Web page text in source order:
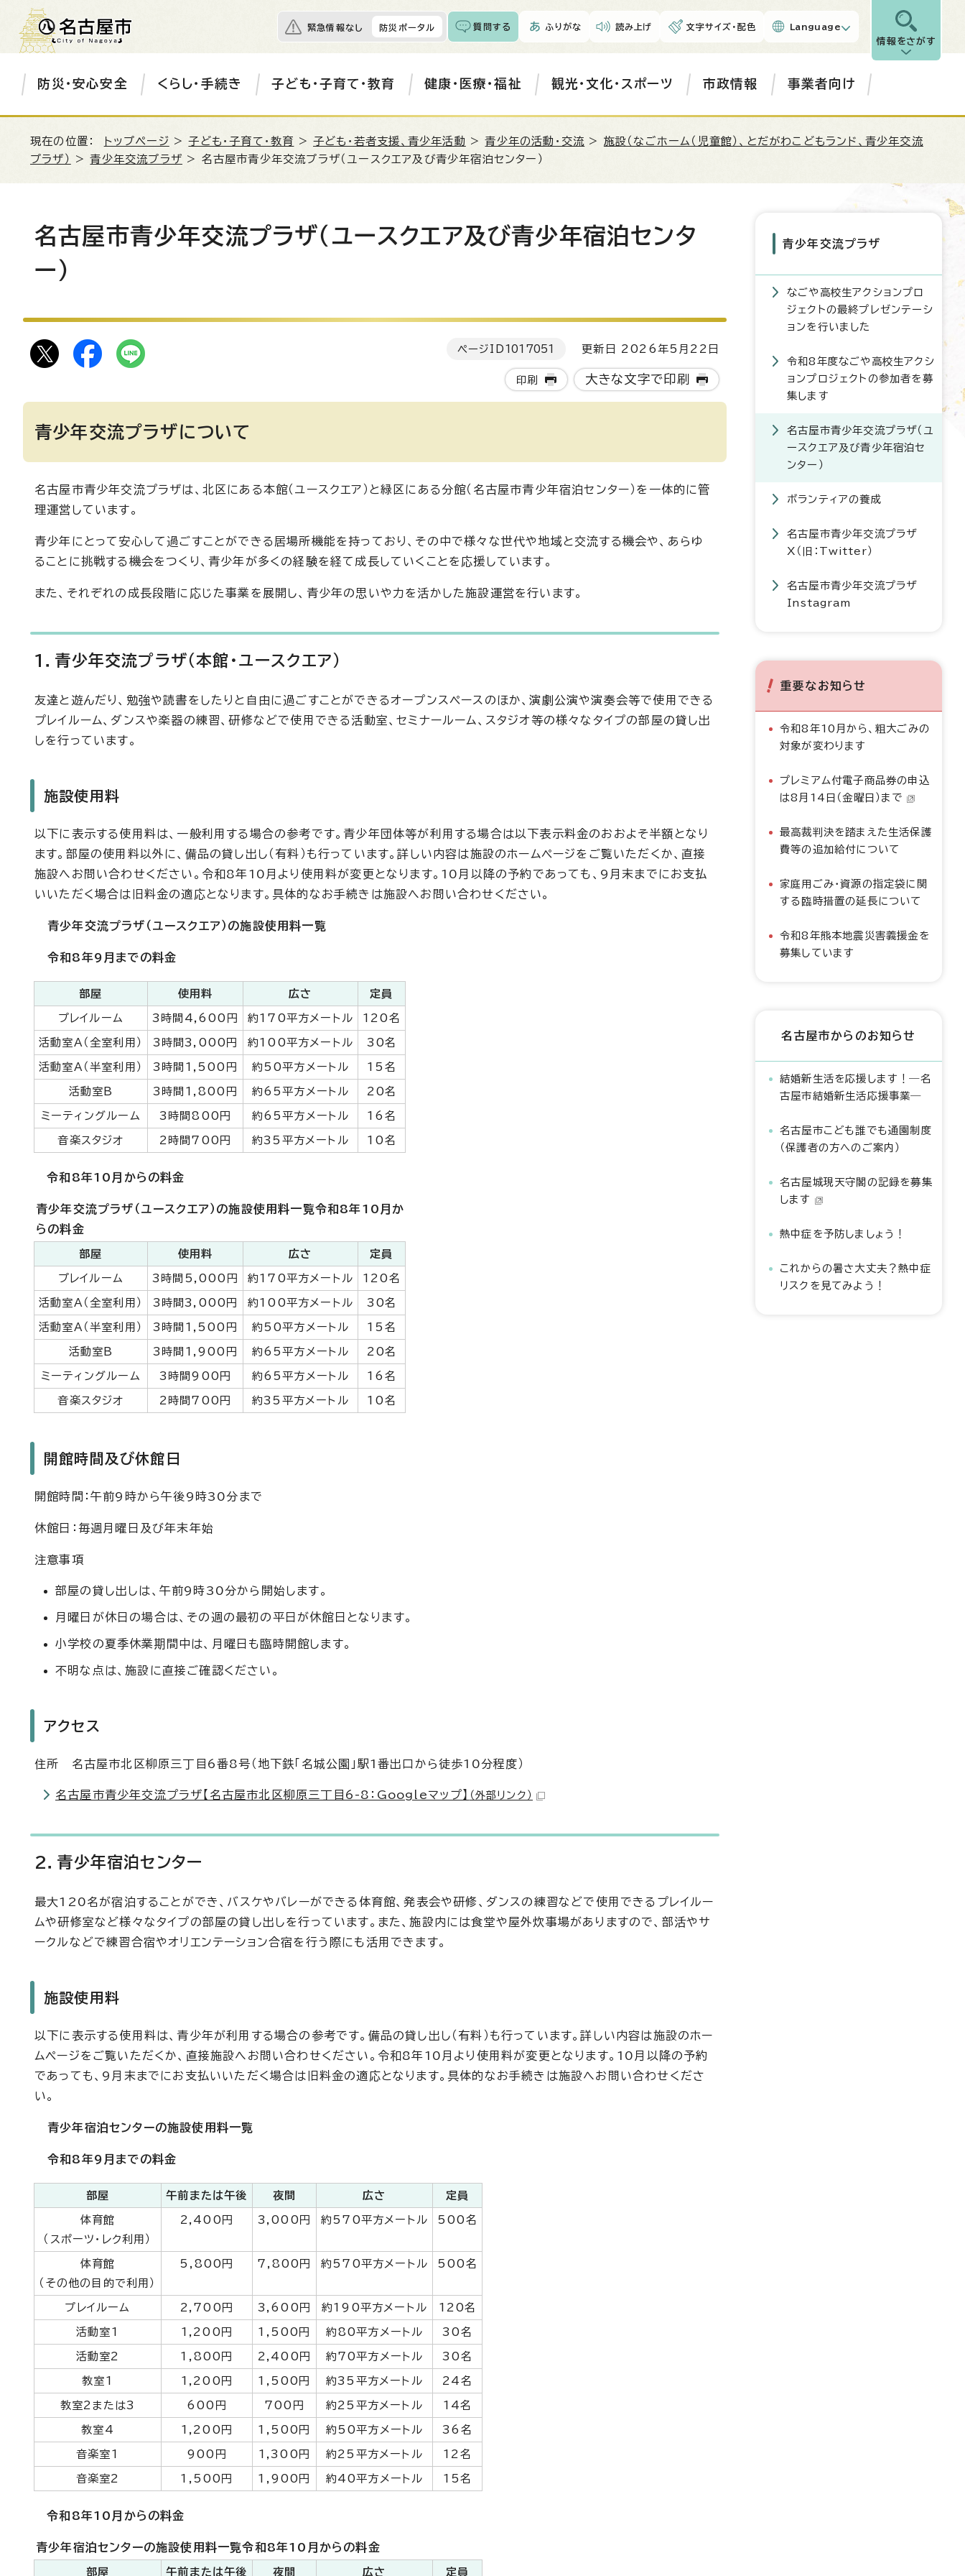
緊急情報なし 防災ポータル 質問する ふりがな 読み上げ 文字サイズ・配色 Language
情報をさがす
防災・安心安全 くらし・手続き 子ども・子育て・教育 健康・医療・福祉 観光・文化・スポーツ 市政情報 事業者向け
現在の位置： トップページ >子ども・子育て・教育 >子ども・若者支援、青少年活動 >青少年の活動・交流 > 施設（なごホーム（児童館）、とだがわこどもランド、青少年交流
プラザ）
>青少年交流プラザ > 名古屋市青少年交流プラザ（ユースクエア及び青少年宿泊センター）
名古屋市青少年交流プラザ（ユースクエア及び青少年宿泊センタ
ー）
ページID 1017051 更新日 2026年5月22日
印刷 大きな文字で印刷
青少年交流プラザについて
名古屋市青少年交流プラザは、北区にある本館（ユースクエア）と緑区にある分館（名古屋市青少年宿泊センター）を一体的に管
理運営しています。
青少年にとって安心して過ごすことができる居場所機能を持っており、その中で様々な世代や地域と交流する機会や、あらゆ
ることに挑戦する機会をつくり、青少年が多くの経験を経て成長していくことを応援しています。
また、それぞれの成長段階に応じた事業を展開し、青少年の思いや力を活かした施設運営を行います。
1．青少年交流プラザ（本館・ユースクエア）
友達と遊んだり、勉強や読書をしたりと自由に過ごすことができるオープンスペースのほか、演劇公演や演奏会等で使用できる
プレイルーム、ダンスや楽器の練習、研修などで使用できる活動室、セミナールーム、スタジオ等の様々なタイプの部屋の貸し出
しを行っています。
施設使用料
以下に表示する使用料は、一般利用する場合の参考です。青少年団体等が利用する場合は以下表示料金のおおよそ半額となり
ます。部屋の使用料以外に、備品の貸し出し（有料）も行っています。詳しい内容は施設のホームページをご覧いただくか、直接
施設へお問い合わせください。令和8年10月より使用料が変更となります。10月以降の予約であっても、9月末までにお支払
いいただく場合は旧料金の適応となります。具体的なお手続きは施設へお問い合わせください。
青少年交流プラザ（ユースクエア）の施設使用料一覧
令和8年9月までの料金
部屋 使用料 広さ 定員
プレイルーム 3時間4,600円 約170平方メートル 120名
活動室A（全室利用） 3時間3,000円 約100平方メートル 30名
活動室A（半室利用） 3時間1,500円 約50平方メートル 15名
活動室B 3時間1,800円 約65平方メートル 20名
ミーティングルーム 3時間800円 約65平方メートル 16名
音楽スタジオ 2時間700円 約35平方メートル 10名
令和8年10月からの料金
青少年交流プラザ（ユースクエア）の施設使用料一覧令和8年10月か
らの料金
部屋 使用料 広さ 定員
プレイルーム 3時間5,000円 約170平方メートル 120名
活動室A（全室利用） 3時間3,000円 約100平方メートル 30名
活動室A（半室利用） 3時間1,500円 約50平方メートル 15名
活動室B 3時間1,900円 約65平方メートル 20名
ミーティングルーム 3時間900円 約65平方メートル 16名
音楽スタジオ 2時間700円 約35平方メートル 10名
開館時間及び休館日
開館時間：午前9時から午後9時30分まで
休館日：毎週月曜日及び年末年始
注意事項
部屋の貸し出しは、午前9時30分から開始します。
月曜日が休日の場合は、その週の最初の平日が休館日となります。
小学校の夏季休業期間中は、月曜日も臨時開館します。
不明な点は、施設に直接ご確認ください。
アクセス
住所 名古屋市北区柳原三丁目6番8号（地下鉄「名城公園」駅1番出口から徒歩10分程度）
名古屋市青少年交流プラザ【名古屋市北区柳原三丁目6-8：Googleマップ】 （外部リンク）
2．青少年宿泊センター
最大120名が宿泊することができ、バスケやバレーができる体育館、発表会や研修、ダンスの練習などで使用できるプレイルー
ムや研修室など様々なタイプの部屋の貸し出しを行っています。また、施設内には食堂や屋外炊事場がありますので、部活やサ
ークルなどで練習合宿やオリエンテーション合宿を行う際にも活用できます。
施設使用料
以下に表示する使用料は、青少年が利用する場合の参考です。備品の貸し出し（有料）も行っています。詳しい内容は施設のホー
ムページをご覧いただくか、直接施設へお問い合わせください。令和8年10月より使用料が変更となります。10月以降の予約
であっても、9月末までにお支払いいただく場合は旧料金の適応となります。具体的なお手続きは施設へお問い合わせくださ
い。
青少年宿泊センターの施設使用料一覧
令和8年9月までの料金
部屋 午前または午後 夜間 広さ 定員
体育館
（スポーツ・レク利用）
2,400円 3,000円 約570平方メートル 500名
体育館
（その他の目的で利用）
5,800円 7,800円 約570平方メートル 500名
プレイルーム 2,700円 3,600円 約190平方メートル 120名
活動室1 1,200円 1,500円 約80平方メートル 30名
活動室2 1,800円 2,400円 約70平方メートル 30名
教室1 1,200円 1,500円 約35平方メートル 24名
教室2または3 600円 700円 約25平方メートル 14名
教室4 1,200円 1,500円 約50平方メートル 36名
音楽室1 900円 1,300円 約25平方メートル 12名
音楽室2 1,500円 1,900円 約40平方メートル 15名
令和8年10月からの料金
青少年宿泊センターの施設使用料一覧令和8年10月からの料金
部屋 午前または午後 夜間 広さ 定員
青少年交流プラザ
なごや高校生アクションプロ
ジェクトの最終プレゼンテーシ
ョンを行いました
令和8年度なごや高校生アクシ
ョンプロジェクトの参加者を募
集します
名古屋市青少年交流プラザ（ユ
ースクエア及び青少年宿泊セ
ンター）
ボランティアの養成
名古屋市青少年交流プラザ
X（旧：Twitter）
名古屋市青少年交流プラザ
Instagram
重要なお知らせ
令和8年10月から、粗大ごみの
対象が変わります
プレミアム付電子商品券の申込
は8月14日（金曜日）まで
最高裁判決を踏まえた生活保護
費等の追加給付について
家庭用ごみ・資源の指定袋に関
する臨時措置の延長について
令和8年熊本地震災害義援金を
募集しています
名古屋市からのお知らせ
結婚新生活を応援します！―名
古屋市結婚新生活応援事業―
名古屋市こども誰でも通園制度
（保護者の方へのご案内）
名古屋城現天守閣の記録を募集
します
熱中症を予防しましょう！
これからの暑さ大丈夫？熱中症
リスクを見てみよう！